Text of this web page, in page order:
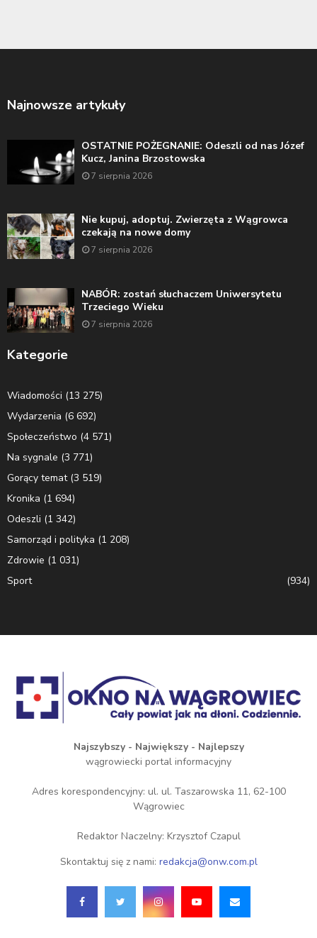
Najnowsze artykuły
OSTATNIE POŻEGNANIE: Odeszli od nas Józef
Kucz, Janina Brzostowska
7 sierpnia 2026
Nie kupuj, adoptuj. Zwierzęta z Wągrowca
czekają na nowe domy
7 sierpnia 2026
NABÓR: zostań słuchaczem Uniwersytetu
Trzeciego Wieku
7 sierpnia 2026
Kategorie
Wiadomości (13 275)
Wydarzenia (6 692)
Społeczeństwo (4 571)
Na sygnale (3 771)
Gorący temat(3 519)
Kronika (1 694)
Odeszli (1 342)
Samorząd i polityka (1 208)
Zdrowie (1 031)
Sport
(934)
Najszybszy - Największy - Najlepszy
wągrowiecki portal informacyjny
Adres korespondencyjny: ul. ul. Taszarowska 11, 62-100
Wągrowiec
Redaktor Naczelny: Krzysztof Czapul
Skontaktuj się z nami: redakcja@onw.com.pl